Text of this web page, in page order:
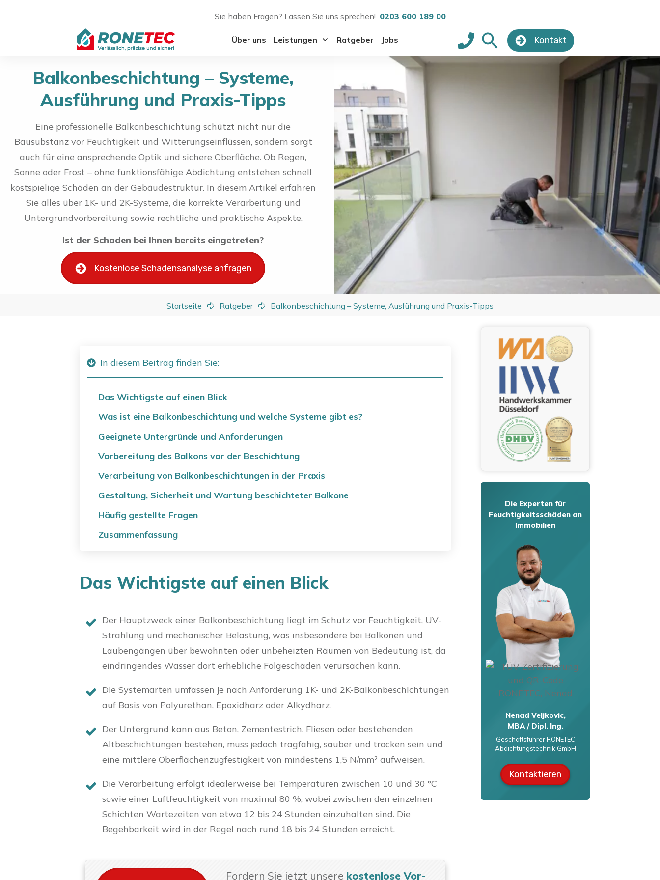
Sie haben Fragen? Lassen Sie uns sprechen! 0203 600 189 00
Kontakt
Über uns Leistungen Ratgeber Jobs
Balkonbeschichtung – Systeme,
Ausführung und Praxis-Tipps
Eine professionelle Balkonbeschichtung schützt nicht nur die
Bausubstanz vor Feuchtigkeit und Witterungseinflüssen, sondern sorgt
auch für eine ansprechende Optik und sichere Oberfläche. Ob Regen,
Sonne oder Frost – ohne funktionsfähige Abdichtung entstehen schnell
kostspielige Schäden an der Gebäudestruktur. In diesem Artikel erfahren
Sie alles über 1K- und 2K-Systeme, die korrekte Verarbeitung und
Untergrundvorbereitung sowie rechtliche und praktische Aspekte.
Ist der Schaden bei Ihnen bereits eingetreten?
Kostenlose Schadensanalyse anfragen
Startseite Ratgeber Balkonbeschichtung – Systeme, Ausführung und Praxis-Tipps
In diesem Beitrag finden Sie:
Das Wichtigste auf einen Blick
Was ist eine Balkonbeschichtung und welche Systeme gibt es?
Geeignete Untergründe und Anforderungen
Vorbereitung des Balkons vor der Beschichtung
Verarbeitung von Balkonbeschichtungen in der Praxis
Gestaltung, Sicherheit und Wartung beschichteter Balkone
Häufig gestellte Fragen
Zusammenfassung
Das Wichtigste auf einen Blick
Der Hauptzweck einer Balkonbeschichtung liegt im Schutz vor Feuchtigkeit, UV-
Strahlung und mechanischer Belastung, was insbesondere bei Balkonen und
Laubengängen über bewohnten oder unbeheizten Räumen von Bedeutung ist, da
eindringendes Wasser dort erhebliche Folgeschäden verursachen kann.
Die Systemarten umfassen je nach Anforderung 1K- und 2K-Balkonbeschichtungen
auf Basis von Polyurethan, Epoxidharz oder Alkydharz.
Der Untergrund kann aus Beton, Zementestrich, Fliesen oder bestehenden
Altbeschichtungen bestehen, muss jedoch tragfähig, sauber und trocken sein und
eine mittlere Oberflächenzugfestigkeit von mindestens 1,5 N/mm² aufweisen.
Die Verarbeitung erfolgt idealerweise bei Temperaturen zwischen 10 und 30 °C
sowie einer Luftfeuchtigkeit von maximal 80 %, wobei zwischen den einzelnen
Schichten Wartezeiten von etwa 12 bis 24 Stunden einzuhalten sind. Die
Begehbarkeit wird in der Regel nach rund 18 bis 24 Stunden erreicht.
Fordern Sie jetzt unsere kostenlose Vor-
Die Experten für
Feuchtigkeitsschäden an
Immobilien
Nenad Veljkovic,
MBA / Dipl. Ing.
Geschäftsführer RONETEC
Abdichtungstechnik GmbH
Kontaktieren